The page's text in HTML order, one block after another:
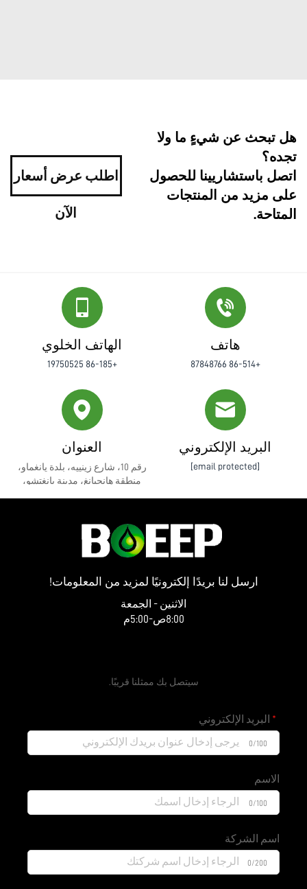
هل تبحث عن شيءٍ ما ولا
تجده؟
اتصل باستشاريينا للحصول
على مزيد من المنتجات
المتاحة.
اطلب عرض أسعار
الآن
هاتف
+86-514 87848766
الهاتف الخلوي
+86-185 19750525
البريد الإلكتروني
[email protected]
العنوان
رقم 10، شارع زينييه، بلدة يانغماو،
منطقة هانجيانغ، مدينة يانغتشو،
ارسل لنا بريدًا إلكترونيًا لمزيد من المعلومات!
الاثنين - الجمعة
8:00ص-5:00م
سيتصل بك ممثلنا قريبًا.
البريد الإلكتروني
0/100
الاسم
0/100
اسم الشركة
0/200